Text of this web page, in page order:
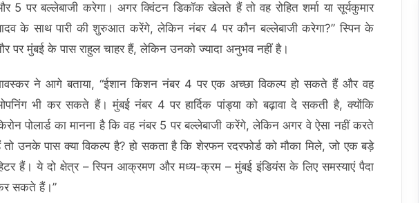
5 पर बल्लेबाजी करेगा। अगर क्विंटन डिकॉक खेलते हैं तो वह रोहित शर्मा या सूर्यकुमार
के साथ पारी की शुरुआत करेंगे, लेकिन नंबर 4 पर कौन बल्लेबाजी करेगा?” स्पिन के
पर मुंबई के पास राहुल चाहर हैं, लेकिन उनको ज्यादा अनुभव नहीं है।
ने आगे बताया, “ईशान किशन नंबर 4 पर एक अच्छा विकल्प हो सकते हैं और वह
भी कर सकते हैं। मुंबई नंबर 4 पर हार्दिक पांड्या को बढ़ावा दे सकती है, क्योंकि
पोलार्ड का मानना है कि वह नंबर 5 पर बल्लेबाजी करेंगे, लेकिन अगर वे ऐसा नहीं करते
तो उनके पास क्या विकल्प है? हो सकता है कि शेरफन रदरफोर्ड को मौका मिले, जो एक बड़े
हैं। ये दो क्षेत्र – स्पिन आक्रमण और मध्य-क्रम – मुंबई इंडियंस के लिए समस्याएं पैदा
सकते हैं।”